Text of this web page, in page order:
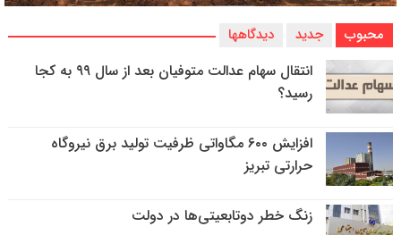
محبوب جدید دیدگاهها
انتقال سهام عدالت متوفیان بعد از سال ۹۹ به کجا
رسید؟
افزایش ۶۰۰ مگاواتی ظرفیت تولید برق نیروگاه
حرارتی تبریز
زنگ خطر دوتابعیتی‌ها در دولت